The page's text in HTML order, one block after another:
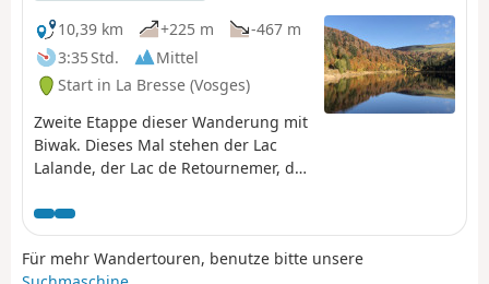
10,39 km
+225 m
-467 m
3:35 Std.
Mittel
Start in La Bresse (Vosges)
Zweite Etappe dieser Wanderung mit
Biwak. Dieses Mal stehen der Lac
Lalande, der Lac de Retournemer, der
und der Wasserfall Cascade de
Retournemer auf Ihrem Programm,
wo Sie wunderschöne Farben
Für mehr Wandertouren, benutze bitte unsere